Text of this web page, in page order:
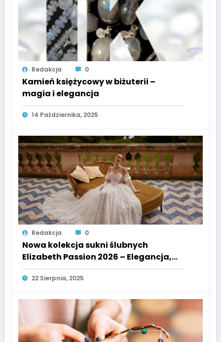
Redakcja 0
Kamień księżycowy w biżuterii –
magia i elegancja
14 Października, 2025
Redakcja 0
Nowa kolekcja sukni ślubnych
Elizabeth Passion 2026 – Elegancja,
komfort i styl
22 Sierpnia, 2025